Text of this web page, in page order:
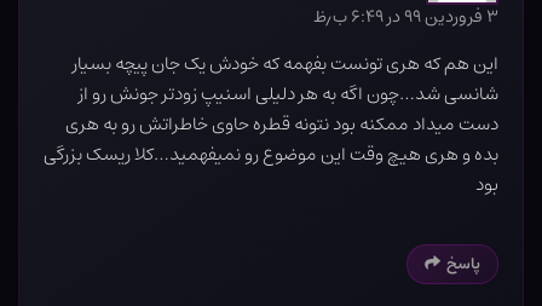
۳ فروردین ۹۹ در ۶:۴۹ ب٫ظ
این هم که هری تونست بفهمه که خودش یک جان پیچه بسیار
شانسی شد…چون اگه به هر دلیلی اسنیپ زودتر جونش رو از
دست میداد ممکنه بود نتونه قطره حاوی خاطراتش رو به هری
بده و هری هیچ وقت این موضوع رو نمیفهمید…کلا ریسک بزرگی
بود
پاسخ